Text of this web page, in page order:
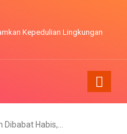
PT. ASA dianggap kurang
Dibabat Habis,…